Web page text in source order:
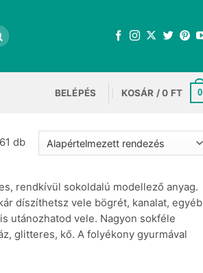
BELÉPÉS KOSÁR /0 FT 0
db
rendkívül sokoldalú modellező anyag.
díszíthetsz vele bögrét, kanalat, egyéb
utánozhatod vele. Nagyon sokféle
glitteres, kő. A folyékony gyurmával